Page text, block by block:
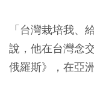
「台灣栽培我、
說，他在台灣念
俄羅斯》，在亞